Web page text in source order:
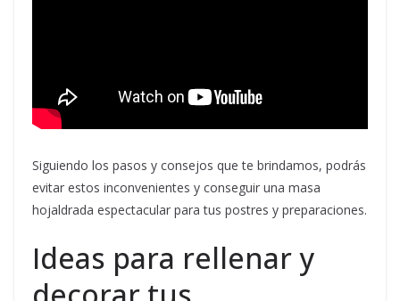
Siguiendo los pasos y consejos que te brindamos, podrás
evitar estos inconvenientes y conseguir una masa
hojaldrada espectacular para tus postres y preparaciones.
Ideas para rellenar y